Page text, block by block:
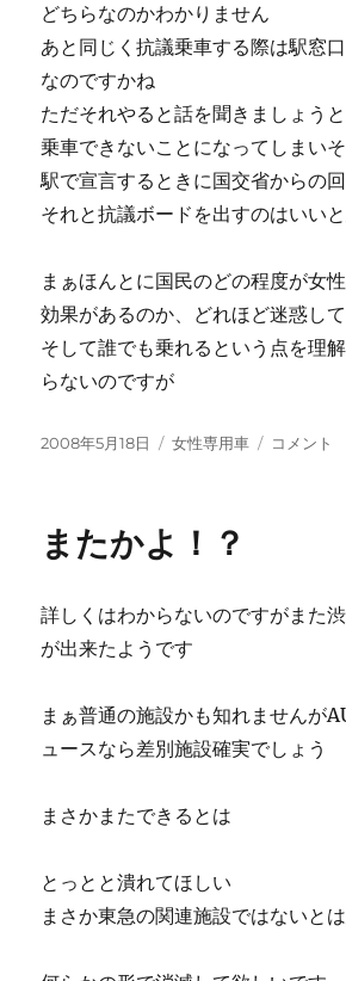
どちらなのかわかりません
あと同じく抗議乗車する際は駅窓
なのですかね
ただそれやると話を聞きましょう
乗車できないことになってしまい
駅で宣言するときに国交省からの
それと抗議ボードを出すのはいい
まぁほんとに国民のどの程度が女性
効果があるのか、どれほど迷惑し
そして誰でも乗れるという点を理
らないのですが
投
2008年5月18日
カ
ー
女性専用車
世
コメント
またかよ！？
詳しくはわからないのですがまた
が出来たようです
まぁ普通の施設かも知れませんが
ュースなら差別施設確実でしょう
まさかまたできるとは
とっとと潰れてほしい
まさか東急の関連施設ではないと